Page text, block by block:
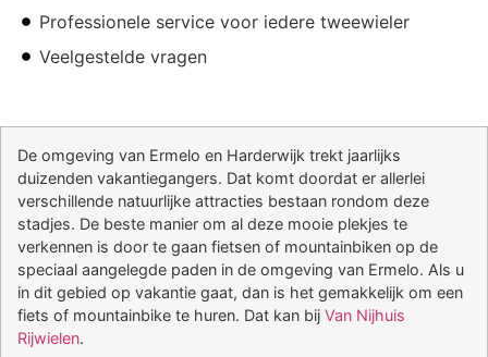
Professionele service voor iedere tweewieler
Veelgestelde vragen
De omgeving van Ermelo en Harderwijk trekt jaarlijks
duizenden vakantiegangers. Dat komt doordat er allerlei
verschillende natuurlijke attracties bestaan rondom deze
stadjes. De beste manier om al deze mooie plekjes te
verkennen is door te gaan fietsen of mountainbiken op de
speciaal aangelegde paden in de omgeving van Ermelo. Als u
in dit gebied op vakantie gaat, dan is het gemakkelijk om een
fiets of mountainbike te huren. Dat kan bij Van Nijhuis
Rijwielen.